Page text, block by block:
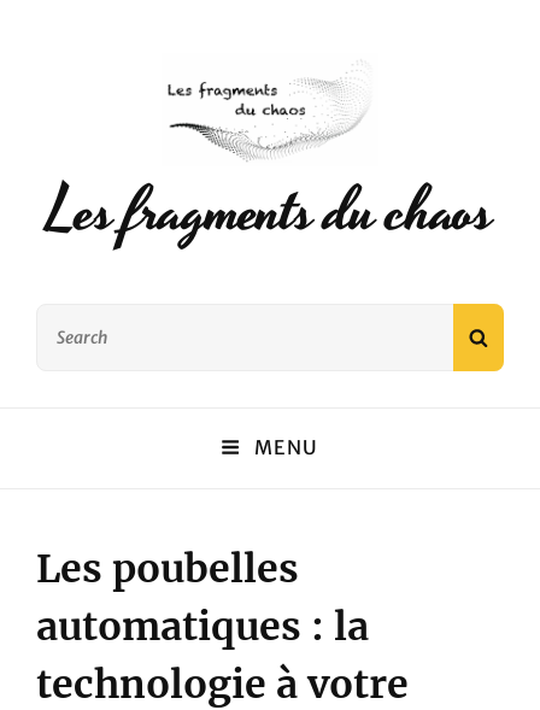
Les fragments du chaos
MENU
Les poubelles
automatiques : la
technologie à votre